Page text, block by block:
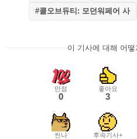
#콜오브듀티: 모던워페어 사
이 기사에 대해 어
만점
0
좋아요
3
씬나 후속기사+